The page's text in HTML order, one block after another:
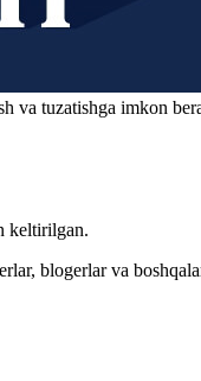
va tuzatishga imkon
keltirilgan.
blogerlar va